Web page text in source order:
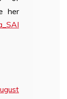
her